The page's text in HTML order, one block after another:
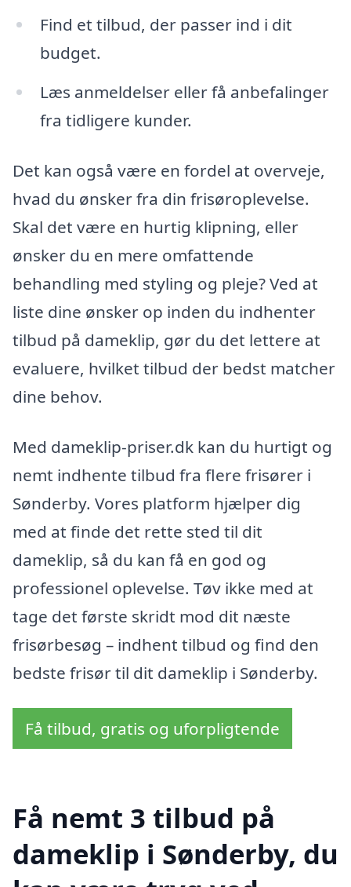
Find et tilbud, der passer ind i dit
budget.
Læs anmeldelser eller få anbefalinger
fra tidligere kunder.
Det kan også være en fordel at overveje,
hvad du ønsker fra din frisøroplevelse.
Skal det være en hurtig klipning, eller
ønsker du en mere omfattende
behandling med styling og pleje? Ved at
liste dine ønsker op inden du indhenter
tilbud på dameklip, gør du det lettere at
evaluere, hvilket tilbud der bedst matcher
dine behov.
Med dameklip-priser.dk kan du hurtigt og
nemt indhente tilbud fra flere frisører i
Sønderby. Vores platform hjælper dig
med at finde det rette sted til dit
dameklip, så du kan få en god og
professionel oplevelse. Tøv ikke med at
tage det første skridt mod dit næste
frisørbesøg – indhent tilbud og find den
bedste frisør til dit dameklip i Sønderby.
Få tilbud, gratis og uforpligtende
Få nemt 3 tilbud på
dameklip i Sønderby, du